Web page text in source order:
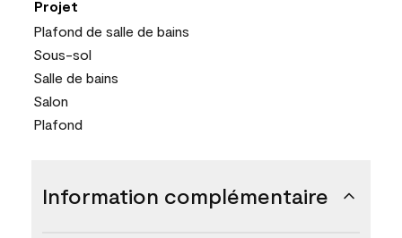
Projet
Plafond de salle de bains
Sous-sol
Salle de bains
Salon
Plafond
Information complémentaire